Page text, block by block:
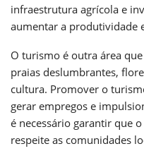
infraestrutura agrícola e
aumentar a produtividade
O turismo é outra área
praias deslumbrantes,
cultura. Promover o
gerar empregos e
é necessário garantir que
respeite as comunidades